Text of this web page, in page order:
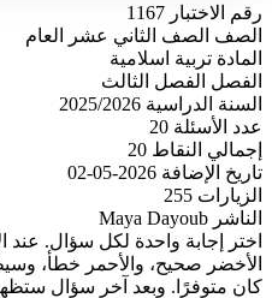
رقم الاختبار 1167
الصف
الصف الثاني عشر العام
المادة تربية اسلامية
الفصل
الفصل الثالث
السنة الدراسية 2025/2026
عدد الأسئلة 20
إجمالي النقاط 20
تاريخ الإضافة 2026-05-02
الزيارات 255
الناشر Maya Dayoub
اختر إجابة واحدة لكل سؤال. عند
الأخضر صحيح، والأحمر خطأ،
كان متوفرًا. وبعد آخر سؤال ستظهر